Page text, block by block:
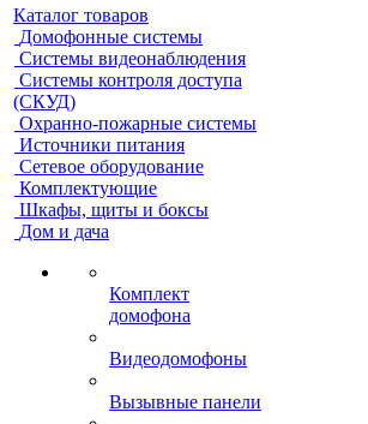
Каталог товаров
Домофонные системы
Системы видеонаблюдения
Системы контроля доступа
(СКУД)
Охранно-пожарные системы
Источники питания
Сетевое оборудование
Комплектующие
Шкафы, щиты и боксы
Дом и дача
Комплект
домофона
Видеодомофоны
Вызывные панели